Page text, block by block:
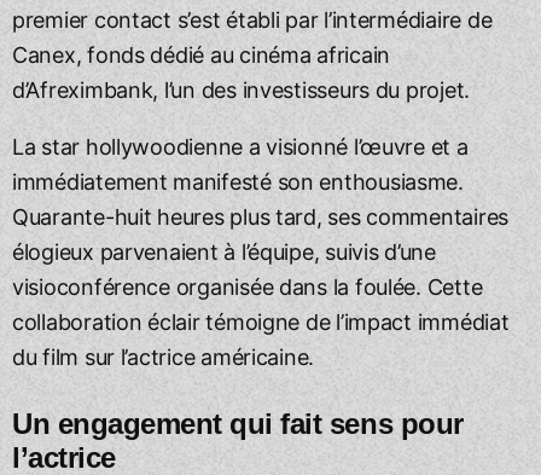
premier contact s’est établi par l’intermédiaire de
Canex, fonds dédié au cinéma africain
d’Afreximbank, l’un des investisseurs du projet.
La star hollywoodienne a visionné l’œuvre et a
immédiatement manifesté son enthousiasme.
Quarante-huit heures plus tard, ses commentaires
élogieux parvenaient à l’équipe, suivis d’une
visioconférence organisée dans la foulée. Cette
collaboration éclair témoigne de l’impact immédiat
du film sur l’actrice américaine.
Un engagement qui fait sens pour
l’actrice